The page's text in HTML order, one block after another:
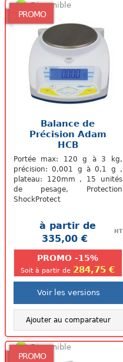
PROMO
Disponible
Balance de
Précision Adam
HCB
Portée max: 120 g à 3 kg,
précision: 0,001 g à 0,1 g ,
plateau: 120mm , 15 unités
de pesage, Protection
ShockProtect
à partir de
335,00 €
HT
PROMO -15%
Soit à partir de 284,75 €
Voir les versions
Ajouter au comparateur
PROMO
Disponible